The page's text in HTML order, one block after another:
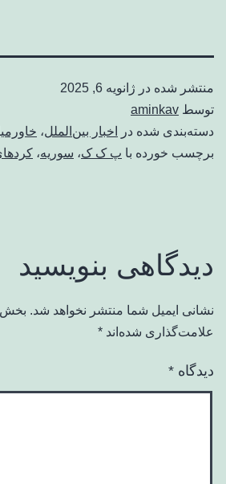
منتشر شده در ژانویه 6, 2025
توسط aminkav
دسته‌بندی شده در
اخبار بین‌الملل،
برچسب خورده با پ ک ک، سوریه،
دیدگاهی بنویسید
نشانی ایمیل شما منتشر نخواهد شد.
علامت‌گذاری شده‌اند *
دیدگاه *